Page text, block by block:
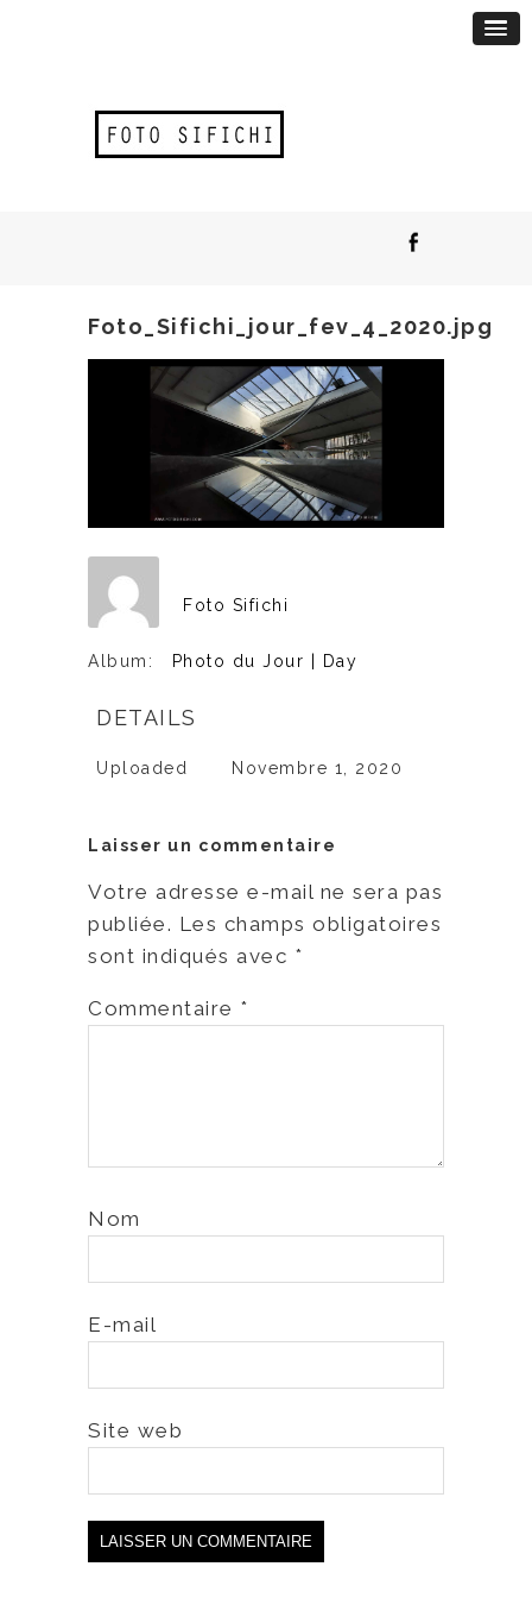
Foto_Sifichi_jour_fev_4_2020.jpg
Foto Sifichi
Album: Photo du Jour | Day
DETAILS
Uploaded Novembre 1, 2020
Laisser un commentaire
Votre adresse e-mail ne sera pas
publiée. Les champs obligatoires
sont indiqués avec *
Commentaire *
Nom
E-mail
Site web